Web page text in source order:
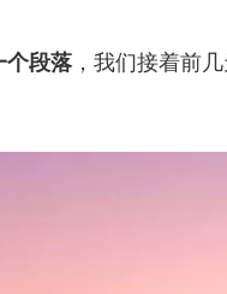
个段落 ，我们接着前